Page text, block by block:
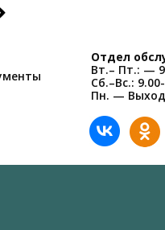
Отдел
Вт.– Пт.: —
Сб.–Вс.:
Пн. —